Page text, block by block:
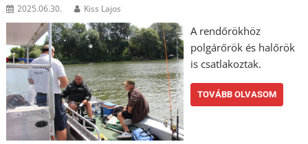
2025.06.30. Kiss Lajos
A rendőrökhöz
polgárőrök és halőrök
is csatlakoztak.
TOVÁBB OLVASOM